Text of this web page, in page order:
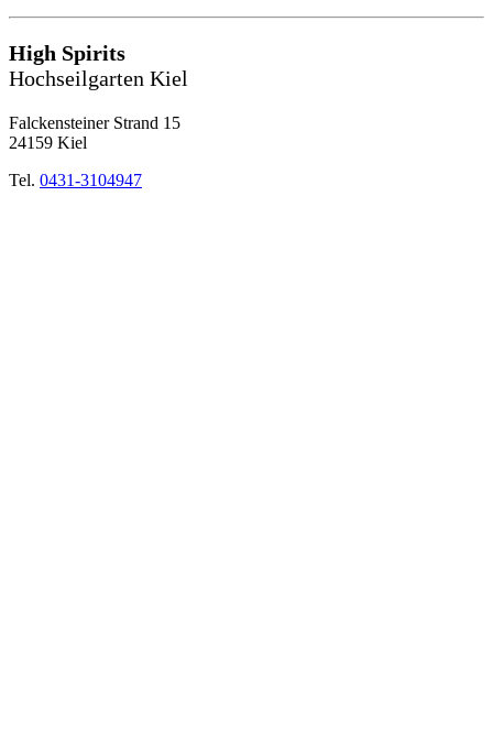
High Spirits
Hochseilgarten Kiel
Falckensteiner Strand 15
24159 Kiel
Tel. 0431-3104947